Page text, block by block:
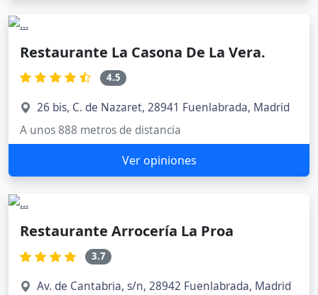
Restaurante La Casona De La Vera.
4.5
26 bis, C. de Nazaret, 28941 Fuenlabrada, Madrid
A unos 888 metros de distancia
Ver opiniones
Restaurante Arrocería La Proa
3.7
Av. de Cantabria, s/n, 28942 Fuenlabrada, Madrid